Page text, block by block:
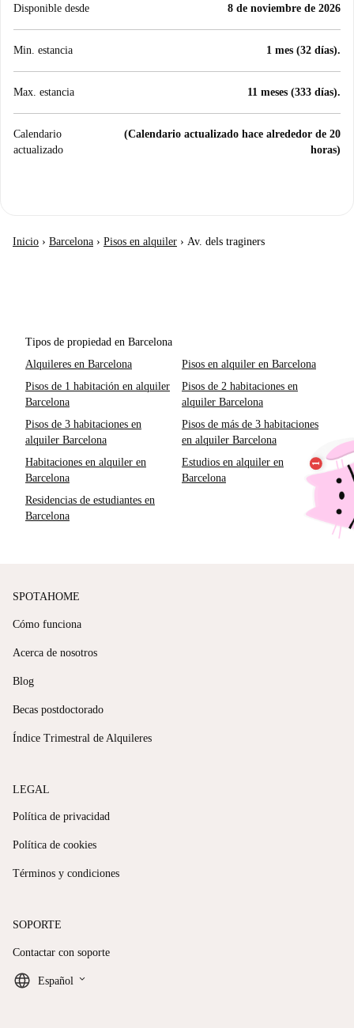
Disponible desde 8 de noviembre de 2026
Min. estancia 1 mes (32 días).
Max. estancia 11 meses (333 días).
Calendario
actualizado
(Calendario actualizado hace alrededor de 20
horas)
Inicio › Barcelona › Pisos en alquiler › Av. dels traginers
Tipos de propiedad en Barcelona
Alquileres en Barcelona
Pisos en alquiler en Barcelona
Pisos de 1 habitación en alquiler
Barcelona
Pisos de 2 habitaciones en
alquiler Barcelona
Pisos de 3 habitaciones en
alquiler Barcelona
Pisos de más de 3 habitaciones
en alquiler Barcelona
Habitaciones en alquiler en
Barcelona
Estudios en alquiler en
Barcelona
Residencias de estudiantes en
Barcelona
SPOTAHOME
Cómo funciona
Acerca de nosotros
Blog
Becas postdoctorado
Índice Trimestral de Alquileres
LEGAL
Política de privacidad
Política de cookies
Términos y condiciones
SOPORTE
Contactar con soporte
Español keyboard_arrow_down